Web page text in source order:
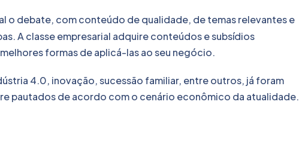
o debate, com conteúdo de qualidade, de temas relevantes e
A classe empresarial adquire conteúdos e subsídios
formas de aplicá-las ao seu negócio.
4.0, inovação, sucessão familiar, entre outros, já foram
pautados de acordo com o cenário econômico da atualidade.